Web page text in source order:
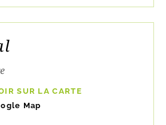
SUR LA CARTE
Map